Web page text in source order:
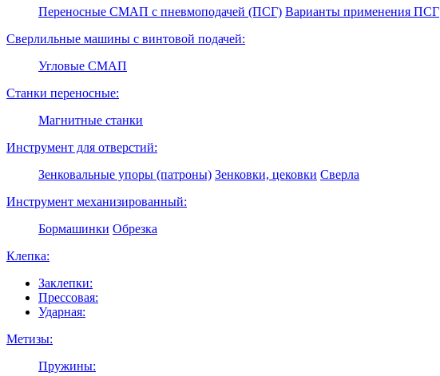
Переносные СМАП с пневмоподачей (ПСГ) Варианты применения ПСГ
Сверлильные машины с винтовой подачей:
Угловые СМАП
Станки переносные:
Магнитные станки
Инструмент для отверстий:
Зенковальные упоры (патроны) Зенковки, цековки Сверла
Инструмент механизированный:
Бормашинки Обрезка
Клепка:
Заклепки:
Прессовая:
Ударная:
Метизы:
Пружины: